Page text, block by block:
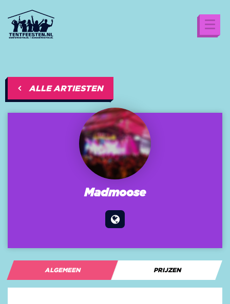
ALLE ARTIESTEN
Madmoose
ALGEMEEN PRIJZEN